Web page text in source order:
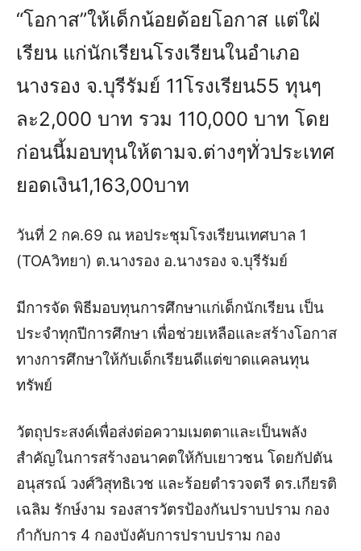
“โอกาส”ให้เด็กน้อยด้อยโอกาส แต่ใฝ่
เรียน แก่นักเรียนโรงเรียนในอำเภอ
นางรอง จ.บุรีรัมย์ 11โรงเรียน55 ทุนๆ
ละ2,000 บาท รวม 110,000 บาท โดย
ก่อนนี้มอบทุนให้ตามจ.ต่างๆทั่วประเทศ
ยอดเงิน1,163,00บาท
วันที่ 2 กค.69 ณ หอประชุมโรงเรียนเทศบาล 1
(TOAวิทยา) ต.นางรอง อ.นางรอง จ.บุรีรัมย์
มีการจัด พิธีมอบทุนการศึกษาแก่เด็กนักเรียน เป็น
ประจำทุกปีการศึกษา เพื่อช่วยเหลือและสร้างโอกาส
ทางการศึกษาให้กับเด็กเรียนดีแต่ขาดแคลนทุน
ทรัพย์
วัตถุประสงค์เพื่อส่งต่อความเมตตาและเป็นพลัง
สำคัญในการสร้างอนาคตให้กับเยาวชน โดยกัปตัน
อนุสรณ์ วงศ์วิสุทธิเวช และร้อยตำรวจตรี ดร.เกียรติ
เฉลิม รักษ์งาม รองสารวัตรป้องกันปราบปราม กอง
กำกับการ 4 กองบังคับการปราบปราม กอง